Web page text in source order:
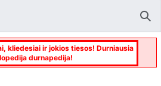
kliedesiai ir jokios tiesos! Durniausia
durnapedija!